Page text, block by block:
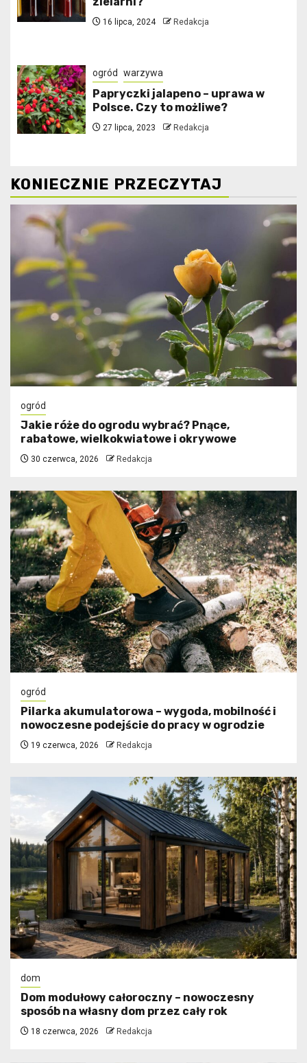
16 lipca, 2024 Redakcja
ogród warzywa
Papryczki jalapeno – uprawa w
Polsce. Czy to możliwe?
27 lipca, 2023 Redakcja
KONIECZNIE PRZECZYTAJ
ogród
Jakie róże do ogrodu wybrać? Pnące,
rabatowe, wielkokwiatowe i okrywowe
30 czerwca, 2026 Redakcja
ogród
Pilarka akumulatorowa – wygoda, mobilność i
nowoczesne podejście do pracy w ogrodzie
19 czerwca, 2026 Redakcja
dom
Dom modułowy całoroczny – nowoczesny
sposób na własny dom przez cały rok
18 czerwca, 2026 Redakcja